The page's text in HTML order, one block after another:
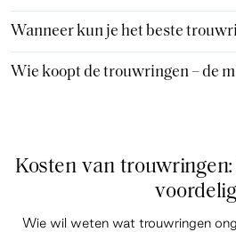
Wanneer kun je het beste
Wie koopt de trouwringen – de
Kosten van
Wie wil weten wat trouwringen